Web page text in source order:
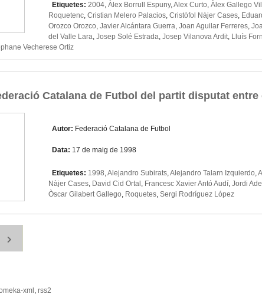
Etiquetes: 2004, Àlex Borrull Espuny,Alex Curto, Àlex Gallego
Roquetenc, Cristian Melero Palacios, Cristòfol Nàjer Cases,
Orozco Orozco, Javier Alcántara Guerra, Joan Aguilar Ferreres,
del Valle Lara, Josep Solé Estrada, Josep Vilanova Ardit, Lluís
Vecherese Ortiz
Catalana de Futbol del partit disputat
Autor: Federació Catalana de Futbol
Data: 17 de maig de 1998
Etiquetes: 1998,Alejandro Subirats,Alejandro Talarn Izquierdo,
Nàjer Cases, David Cid Ortal , Francesc Xavier Antó Audí, Jordi
Òscar Gilabert Gallego, Roquetes, Sergi Rodríguez López
xml , rss2